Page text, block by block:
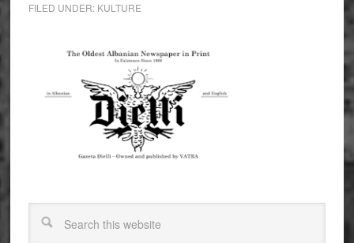
FILED UNDER: KULTURE